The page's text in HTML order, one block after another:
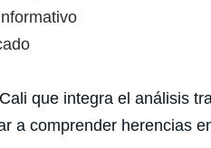
que integra el análisis
a comprender herencias